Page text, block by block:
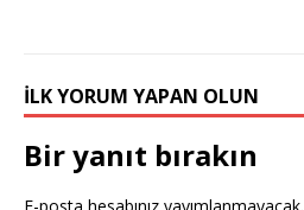
İLK YORUM YAPAN OLUN
Bir yanıt bırakın